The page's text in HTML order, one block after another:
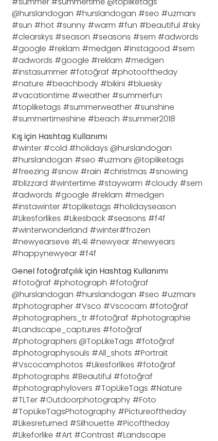
@hurslandogan #hurslandogan #seo #uzmanı
#sun #hot #sunny #warm #fun #beautiful #sky
#clearskys #season #seasons #sem #adwords
#google #reklam #medgen #instagood #sem
#adwords #google #reklam #medgen
#instasummer #fotoğraf #photooftheday
#nature #beachbody #bikini #bluesky
#vacationtime #weather #summerfun
#topliketags #summerweather #sunshine
#summertimeshine #beach #summer2018
Kış için Hashtag Kullanımı
#winter #cold #holidays @hurslandogan
#hurslandogan #seo #uzmanı @topliketags
#freezing #snow #rain #christmas #snowing
#blizzard #wintertime #staywarm #cloudy #sem
#adwords #google #reklam #medgen
#instawinter #topliketags #holidayseason
#Likesforlikes #Likesback #seasons #f4f
#winterwonderland #winter#frozen
#newyearseve #L4l #newyear #newyears
#happynewyear #f4f
Genel fotoğrafçılık için Hashtag Kullanımı
#fotoğraf #photograph #fotoğraf
@hurslandogan #hurslandogan #seo #uzmanı
#photographer #Vsco #Vscocam #fotoğraf
#photographers_tr #fotoğraf #photographie
#Landscape_captures #fotoğraf
#photographers @TopLikeTags #fotoğraf
#photographysouls #All_shots #Portrait
#Vscocamphotos #Likesforlikes #fotoğraf
#photographs #Beautiful #fotoğraf
#photographylovers #TopLikeTags #Nature
#TLTer #Outdoorphotography #Foto
#TopLikeTagsPhotography #Pictureoftheday
#Likesreturned #Silhouette #Picoftheday
#Likeforlike #Art #Contrast #Landscape